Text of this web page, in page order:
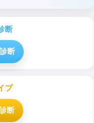
断
断
プ
断